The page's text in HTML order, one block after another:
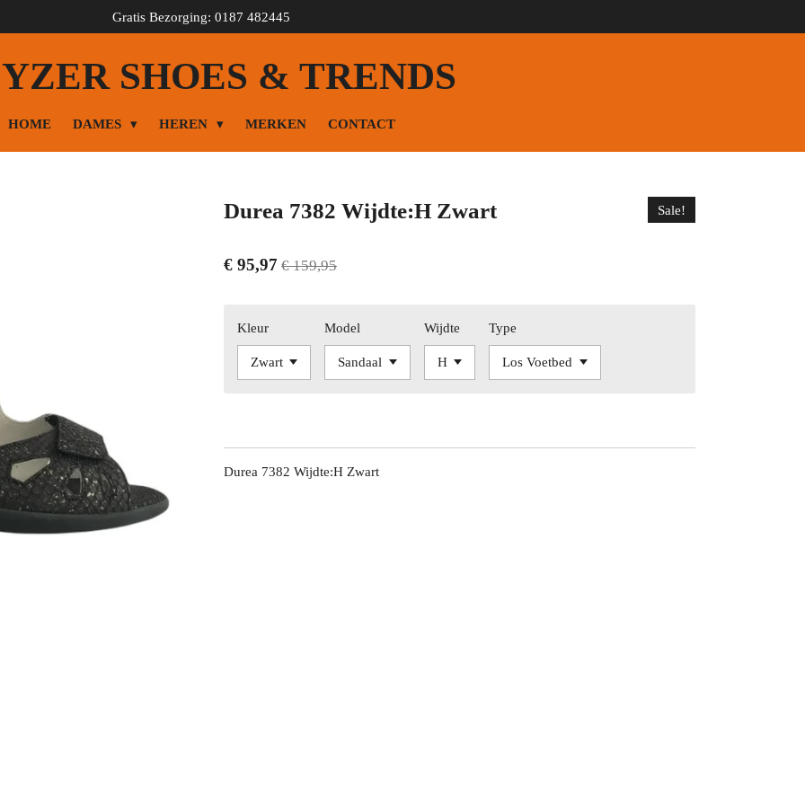
Gratis Bezorging: 0187 482445
SHOES & TRENDS
HOME DAMES HEREN MERKEN CONTACT
Durea 7382 Wijdte:H Zwart Sale!
€ 95,97 € 159,95
Kleur Model Wijdte Type
Durea 7382 Wijdte:H Zwart